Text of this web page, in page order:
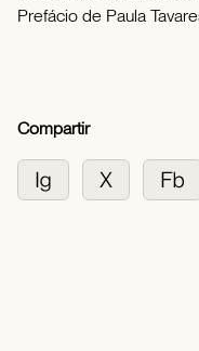
Prefácio de Paula
Compartir